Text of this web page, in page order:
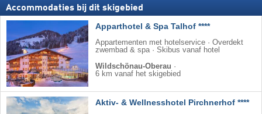
Accommodaties bij dit skigebied
Apparthotel & Spa Talhof ****
Appartementen met hotelservice · Overdekt
zwembad & spa · Skibus vanaf hotel
Wildschönau-Oberau ·
6 km vanaf het skigebied
Aktiv- & Wellnesshotel Pirchnerhof ****